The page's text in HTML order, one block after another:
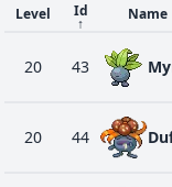
Level Id
↑
Name
20 43
20 44